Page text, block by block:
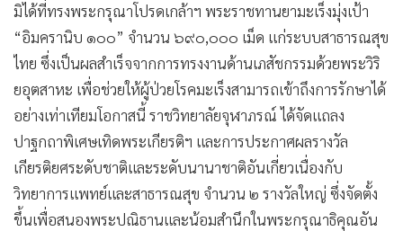
มิได้ที่ทรงพระกรุณาโปรดเกล้าฯ พระราชทานยามะเร็งมุ่งเป้า
“อิมครานิบ ๑๐๐” จำนวน ๖๙๐,๐๐๐ เม็ด แก่ระบบสาธารณสุข
ไทย ซึ่งเป็นผลสำเร็จจากการทรงงานด้านเภสัชกรรมด้วยพระวิริ
ยอุตสาหะ เพื่อช่วยให้ผู้ป่วยโรคมะเร็งสามารถเข้าถึงการรักษาได้
อย่างเท่าเทียมโอกาสนี้ ราชวิทยาลัยจุฬาภรณ์ ได้จัดแถลง
ปาฐกถาพิเศษเทิดพระเกียรติฯ และการประกาศผลรางวัล
เกียรติยศระดับชาติและระดับนานาชาติอันเกี่ยวเนื่องกับ
วิทยาการแพทย์และสาธารณสุข จำนวน ๒ รางวัลใหญ่ ซึ่งจัดตั้ง
ขึ้นเพื่อสนองพระปณิธานและน้อมสำนึกในพระกรุณาธิคุณอัน